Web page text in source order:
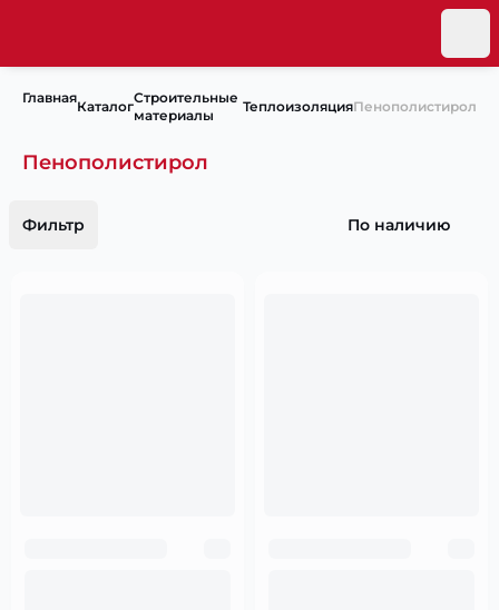
Главная
Каталог
Строительные
материалы
ТеплоизоляцияПенополистирол
Пенополистирол
Фильтр По наличию